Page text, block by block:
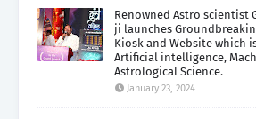
Renowned Astro scientist
ji launches
Kiosk and Website which
Artificial intelligence,
Astrological Science.
January 23, 2024